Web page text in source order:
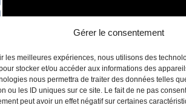
Gérer le consentement
les meilleures expériences, nous utilisons des
stocker et/ou accéder aux informations des
nous permettra de traiter des données telles
ou les ID uniques sur ce site. Le fait de ne pas
peut avoir un effet négatif sur certaines